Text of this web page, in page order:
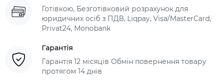
Готівкою, Безготівковий розрахунок для
юридичних осіб з ПДВ, Liqpay, Visa/MasterCard,
Privat24, Monobank
Гарантія
Гарантія 12 місяців Обмін повернення товару
протягом 14 днів